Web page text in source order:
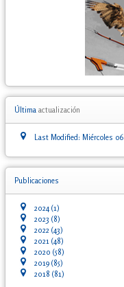
Última actualización
Last Modified: Miércoles
Publicaciones
2024 (1)
2023 (8)
2022 (43)
2021 (48)
2020 (58)
2019 (85)
2018 (81)